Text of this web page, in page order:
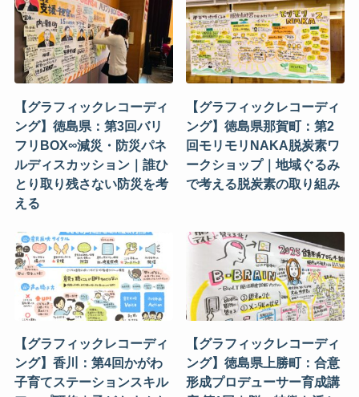
【グラフィックレコーディ
ング】徳島県：第3回バリ
フリBOX∞減災・防災パネ
ルディスカッション｜誰ひ
とり取り残さない防災を考
える
【グラフィックレコーディ
ング】徳島県那賀町：第2
回モリモリNAKA脱炭素ワ
ークショップ｜地域ぐるみ
で考える脱炭素の取り組み
【グラフィックレコーディ
ング】香川：第4回かがわ
子育てステーションスキル
【グラフィックレコーディ
ング】徳島県上勝町：合意
形成プロデューサー育成講